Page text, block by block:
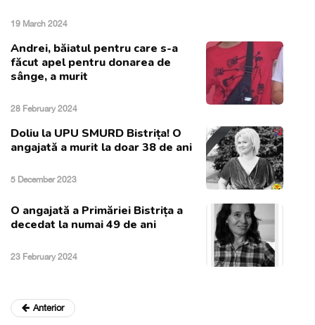
19 March 2024
Andrei, băiatul pentru care s-a
făcut apel pentru donarea de
sânge, a murit
28 February 2024
Doliu la UPU SMURD Bistrița! O
angajată a murit la doar 38 de ani
5 December 2023
O angajată a Primăriei Bistrița a
decedat la numai 49 de ani
23 February 2024
Anterior